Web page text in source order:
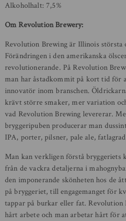
Alkoholhalt: 7,5%
Om Revolution Brewery:
Revolution Brewing är Illinois största
Förändringen i den amerikanska
revolutionerande. På Revolution
man har åstadkommit på kort tid för
innovatör inom branschen.
krävt större smaker, mer variation
vad Revolution Brewing levererar.
bryggeripuben producerar man
IPA, porter, pilsner, pale ale,
Man kan verkligen förstå
från de vackra detaljerna i
den imponerande skönheten hos de
på bryggeriet, till engagemanget för
tappar på burkar eller fat.
hårt arbete och man arbetar hårt för